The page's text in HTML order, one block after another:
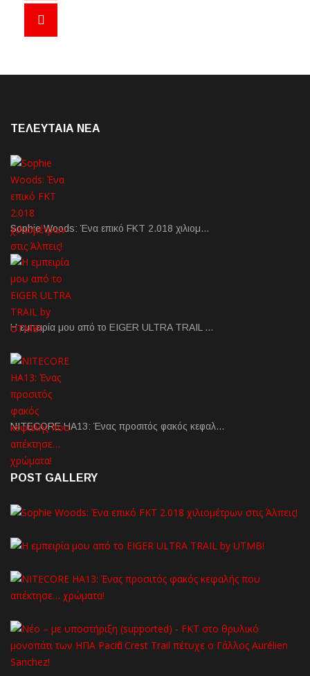
ΤΕΛΕΥΤΑΙΑ NEA
Sophie Woods: Ένα επικό FKT 2.018 χιλιομ…
Η εμπειρία μου από το EIGER ULTRA TRAIL …
NITECORE HA13: Ένας προσιτός φακός κεφαλ…
POST GALLERY